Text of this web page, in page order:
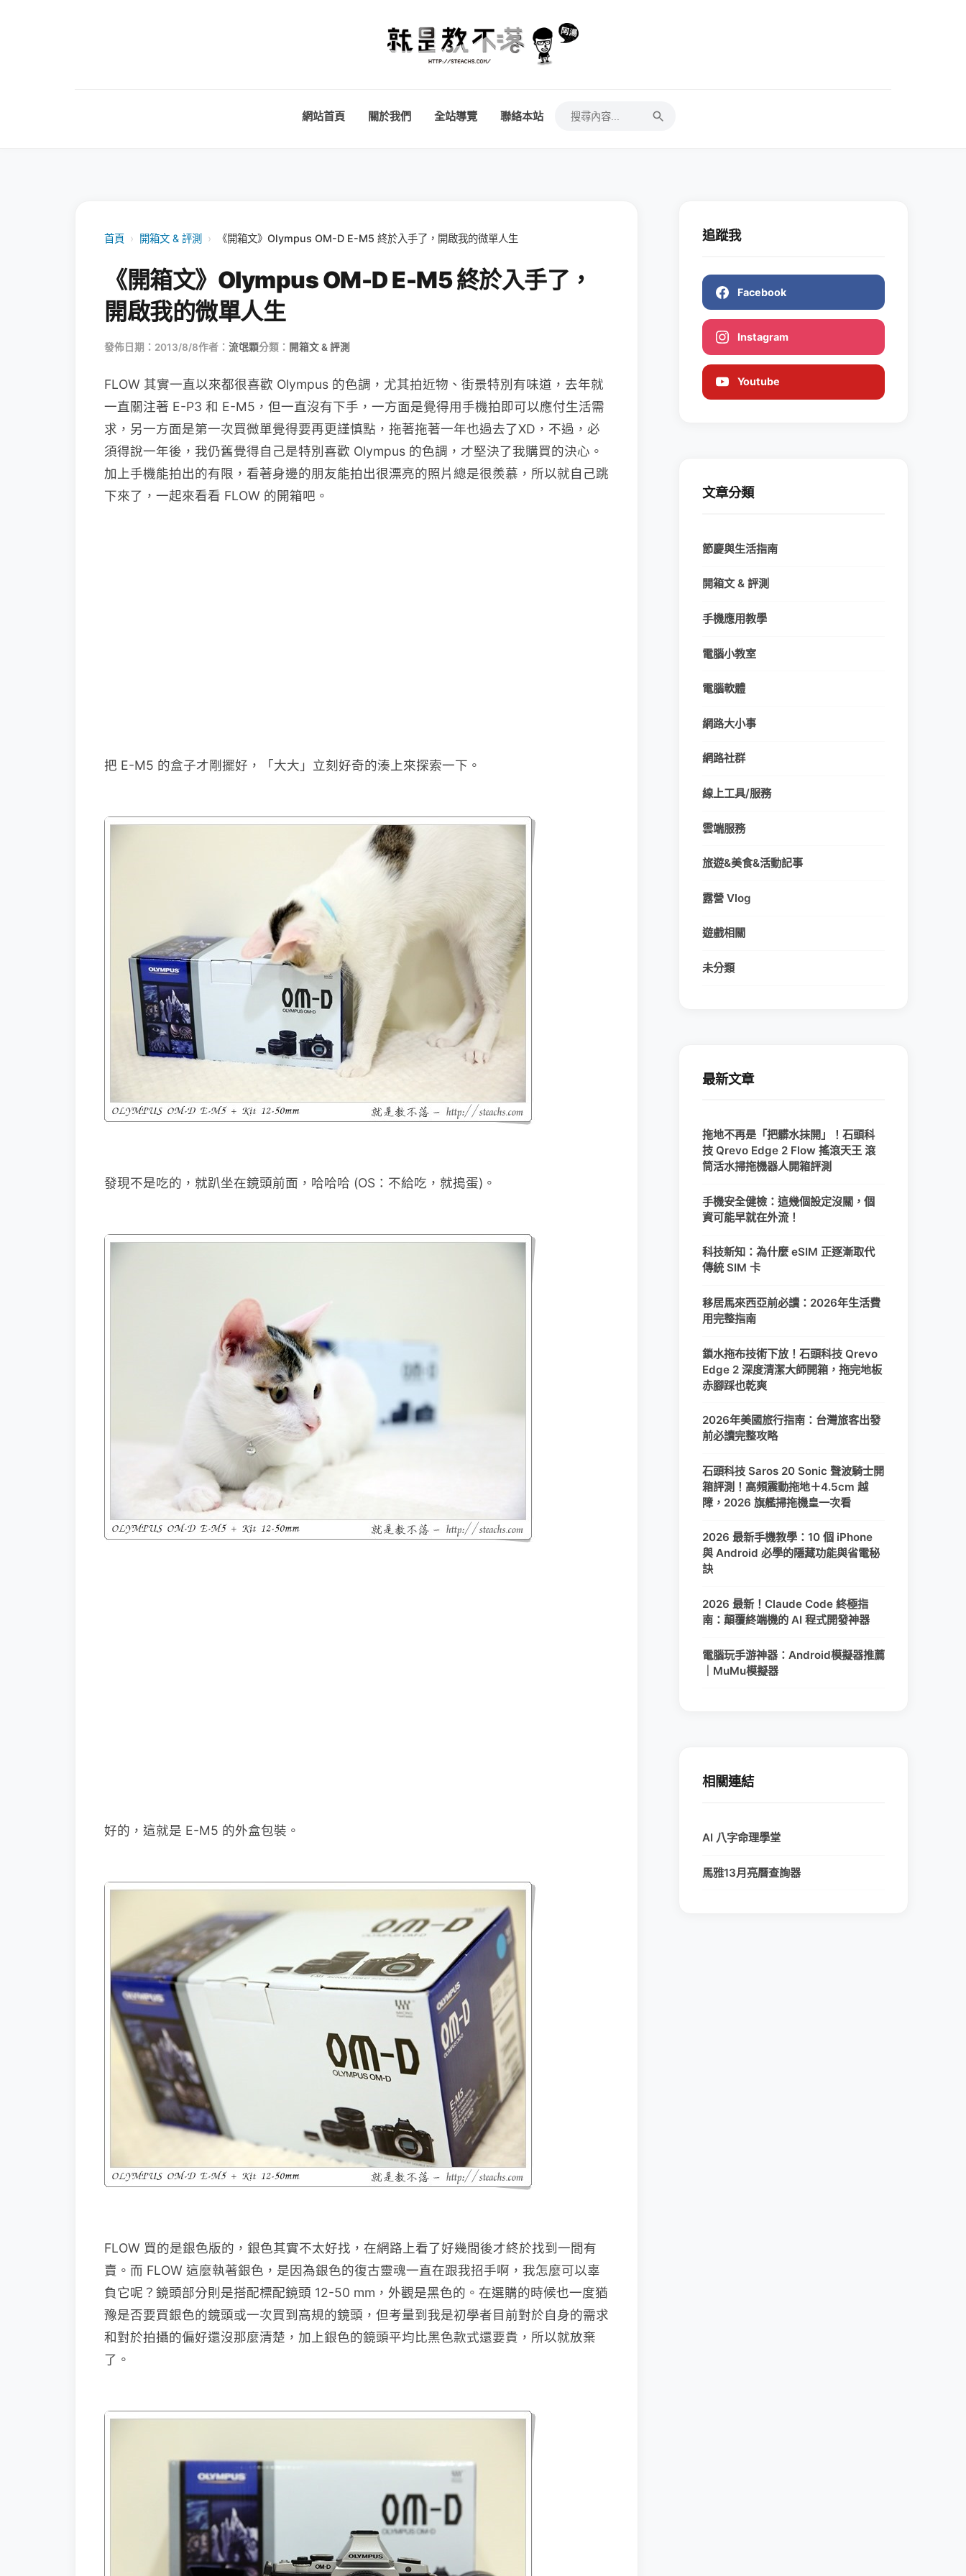
網站首頁 關於我們 全站導覽 聯絡本站
首頁 › 開箱文 & 評測 › 《開箱文》Olympus OM-D E-M5 終於入手了，開啟我的微單人生
《開箱文》Olympus OM-D E-M5 終於入手了，
開啟我的微單人生
發佈日期：2013/8/8作者： 流氓顆分類： 開箱文 & 評測
FLOW 其實一直以來都很喜歡 Olympus 的色調，尤其拍近物、街景特別有味道，去年就
一直關注著 E-P3 和 E-M5，但一直沒有下手，一方面是覺得用手機拍即可以應付生活需
求，另一方面是第一次買微單覺得要再更謹慎點，拖著拖著一年也過去了XD，不過，必
須得說一年後，我仍舊覺得自己是特別喜歡 Olympus 的色調，才堅決了我購買的決心。
加上手機能拍出的有限，看著身邊的朋友能拍出很漂亮的照片總是很羨慕，所以就自己跳
下來了，一起來看看 FLOW 的開箱吧。
把 E-M5 的盒子才剛擺好，「大大」立刻好奇的湊上來探索一下。
發現不是吃的，就趴坐在鏡頭前面，哈哈哈 (OS：不給吃，就搗蛋)。
好的，這就是 E-M5 的外盒包裝。
FLOW 買的是銀色版的，銀色其實不太好找，在網路上看了好幾間後才終於找到一間有
賣。而 FLOW 這麼執著銀色，是因為銀色的復古靈魂一直在跟我招手啊，我怎麼可以辜
負它呢？鏡頭部分則是搭配標配鏡頭 12-50 mm，外觀是黑色的。在選購的時候也一度猶
豫是否要買銀色的鏡頭或一次買到高規的鏡頭，但考量到我是初學者目前對於自身的需求
和對於拍攝的偏好還沒那麼清楚，加上銀色的鏡頭平均比黑色款式還要貴，所以就放棄
了。
追蹤我
Facebook
Instagram
Youtube
文章分類
節慶與生活指南
開箱文 & 評測
手機應用教學
電腦小教室
電腦軟體
網路大小事
網路社群
線上工具/服務
雲端服務
旅遊&美食&活動記事
露營 Vlog
遊戲相關
未分類
最新文章
拖地不再是「把髒水抹開」！石頭科
技 Qrevo Edge 2 Flow 搖滾天王 滾
筒活水掃拖機器人開箱評測
手機安全健檢：這幾個設定沒關，個
資可能早就在外流！
科技新知：為什麼 eSIM 正逐漸取代
傳統 SIM 卡
移居馬來西亞前必讀：2026年生活費
用完整指南
鎖水拖布技術下放！石頭科技 Qrevo
Edge 2 深度清潔大師開箱，拖完地板
赤腳踩也乾爽
2026年美國旅行指南：台灣旅客出發
前必讀完整攻略
石頭科技 Saros 20 Sonic 聲波騎士開
箱評測！高頻震動拖地＋4.5cm 越
障，2026 旗艦掃拖機皇一次看
2026 最新手機教學：10 個 iPhone
與 Android 必學的隱藏功能與省電秘
訣
2026 最新！Claude Code 終極指
南：顛覆終端機的 AI 程式開發神器
電腦玩手游神器：Android模擬器推薦
｜MuMu模擬器
相關連結
AI 八字命理學堂
馬雅13月亮曆查詢器